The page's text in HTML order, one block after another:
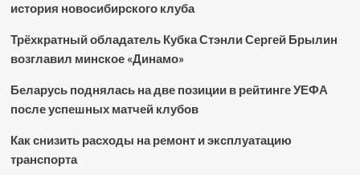
история новосибирского клуба
Трёхкратный обладатель Кубка Стэнли Сергей Брылин
возглавил минское «Динамо»
Беларусь поднялась на две позиции в рейтинге УЕФА
после успешных матчей клубов
Как снизить расходы на ремонт и эксплуатацию
транспорта